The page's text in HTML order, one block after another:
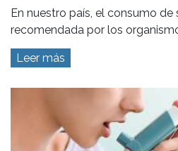
En nuestro país, el consumo
recomendada por los
Leer más